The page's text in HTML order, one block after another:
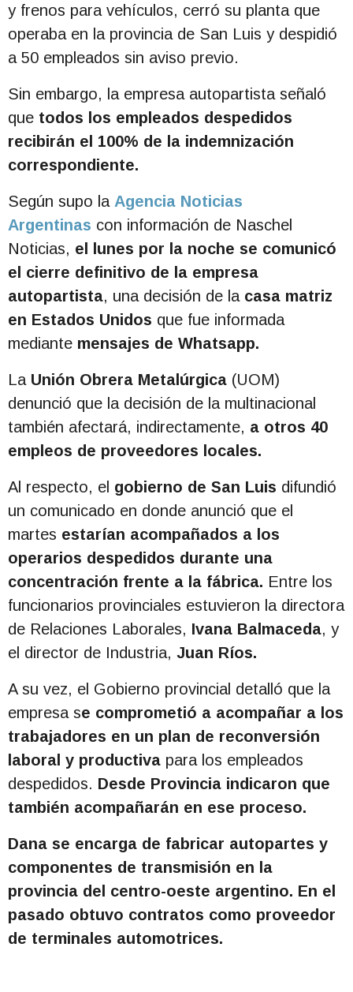
y frenos para vehículos, cerró su planta que
operaba en la provincia de San Luis y despidió
a 50 empleados sin aviso previo.
Sin embargo, la empresa autopartista señaló
que todos los empleados despedidos
recibirán el 100% de la indemnización
correspondiente.
Según supo la Agencia Noticias
Argentinas con información de Naschel
Noticias, el lunes por la noche se comunicó
el cierre definitivo de la empresa
autopartista, una decisión de la casa matriz
en Estados Unidos que fue informada
mediante mensajes de Whatsapp.
La Unión Obrera Metalúrgica (UOM)
denunció que la decisión de la multinacional
también afectará, indirectamente, a otros 40
empleos de proveedores locales.
Al respecto, el gobierno de San Luis difundió
un comunicado en donde anunció que el
martes estarían acompañados a los
operarios despedidos durante una
concentración frente a la fábrica. Entre los
funcionarios provinciales estuvieron la directora
de Relaciones Laborales, Ivana Balmaceda, y
el director de Industria, Juan Ríos.
A su vez, el Gobierno provincial detalló que la
empresa se comprometió a acompañar a los
trabajadores en un plan de reconversión
laboral y productiva para los empleados
despedidos. Desde Provincia indicaron que
también acompañarán en ese proceso.
Dana se encarga de fabricar autopartes y
componentes de transmisión en la
provincia del centro-oeste argentino. En el
pasado obtuvo contratos como proveedor
de terminales automotrices.